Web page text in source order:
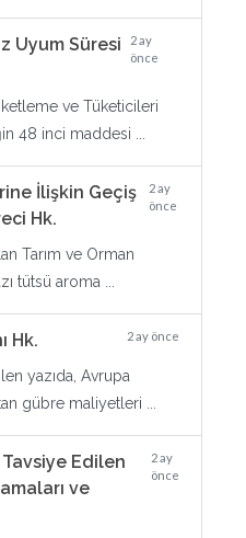
Uyum Süresi
2 ay
önce
ve Tüketicileri
48 inci maddesi ...
İlişkin Geçiş
Hk.
2 ay
önce
Tarım ve Orman
tütsü aroma ...
Hk. 2 ay önce
yazıda, Avrupa
gübre maliyetleri ...
Edilen
ve
2 ay
önce